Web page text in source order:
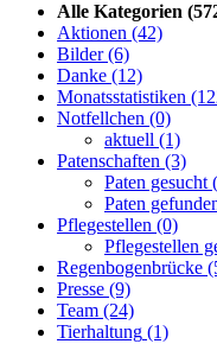
Alle Kategorien
Aktionen (42)
Bilder (6)
Danke (12)
Monatsstatistiken
Notfellchen (0)
aktuell (1)
Patenschaften (3)
Paten gesucht
Paten
Pflegestellen (0)
Pflegestellen
Regenbogenbrücke
Presse (9)
Team (24)
Tierhaltung (1)